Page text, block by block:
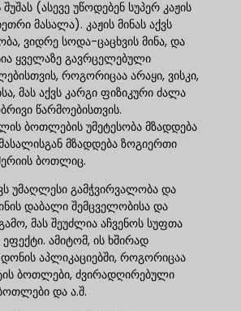
(ასევე უწოდებენ სუპერ კაჟის
მასალა). კაჟის მინას აქვს
ვიდრე სოდა-ცაცხვის მინა, და
ყველაზე გავრცელებული
როგორიცაა არაყი, ვისკი,
მას აქვს კარგი ფიზიკური ძალა
წარმოებისთვის.
ბოთლების უმეტესობა მზადდება
მასალისგან მზადდება ზოგიერთი
ბოთლიც.
უმაღლესი გამჭვირვალობა და
დაბალი შემცველობისა და
მას შეუძლია აჩვენოს სუფთა
ამიტომ, ის ხშირად
აპლიკაციებში, როგორიცაა
ბოთლები, ძვირადღირებული
და ა.შ.